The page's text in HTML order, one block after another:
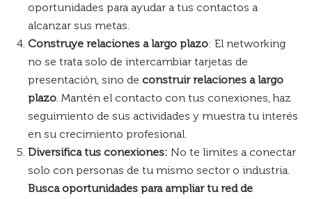
oportunidades para ayudar a tus contactos a
alcanzar sus metas.
Construye relaciones a largo plazo: El networking
no se trata solo de intercambiar tarjetas de
presentación, sino de construir relaciones a largo
plazo. Mantén el contacto con tus conexiones, haz
seguimiento de sus actividades y muestra tu interés
en su crecimiento profesional.
Diversifica tus conexiones: No te limites a conectar
solo con personas de tu mismo sector o industria.
Busca oportunidades para ampliar tu red de